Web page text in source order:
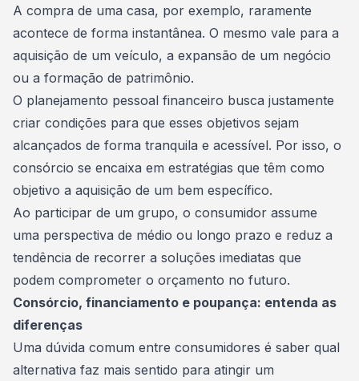
A compra de uma casa, por exemplo, raramente
acontece de forma instantânea. O mesmo vale para a
aquisição de um veículo, a expansão de um negócio
ou a formação de patrimônio.
O planejamento pessoal financeiro busca justamente
criar condições para que esses objetivos sejam
alcançados de forma tranquila e acessível. Por isso, o
consórcio se encaixa em estratégias que têm como
objetivo a aquisição de um bem específico.
Ao participar de um grupo, o consumidor assume
uma perspectiva de médio ou longo prazo e reduz a
tendência de recorrer a soluções imediatas que
podem comprometer o orçamento no futuro.
Consórcio, financiamento e poupança: entenda as
diferenças
Uma dúvida comum entre consumidores é saber qual
alternativa faz mais sentido para atingir um